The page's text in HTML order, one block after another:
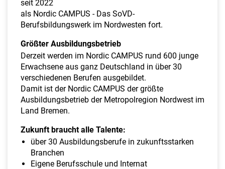
seit 2022
als Nordic CAMPUS - Das SoVD-
Berufsbildungswerk im Nordwesten fort.
Größter Ausbildungsbetrieb
Derzeit werden im Nordic CAMPUS rund 600 junge
Erwachsene aus ganz Deutschland in über 30
verschiedenen Berufen ausgebildet.
Damit ist der Nordic CAMPUS der größte
Ausbildungsbetrieb der Metropolregion Nordwest im
Land Bremen.
Zukunft braucht alle Talente:
über 30 Ausbildungsberufe in zukunftsstarken
Branchen
Eigene Berufsschule und Internat